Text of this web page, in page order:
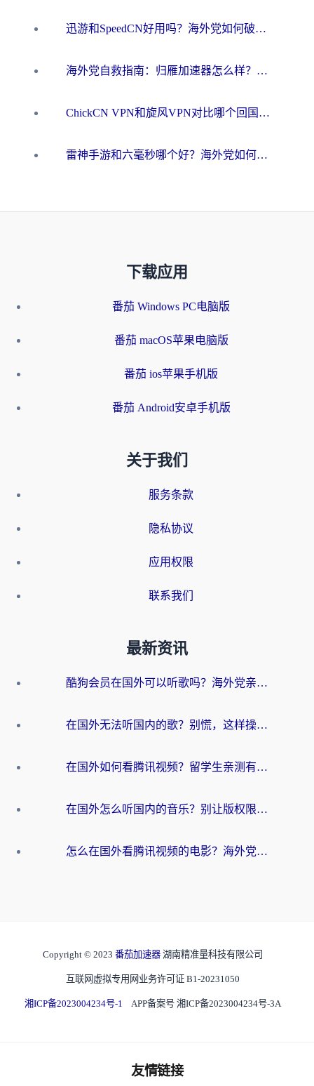
迅游和SpeedCN好用吗？海外党如何破解那道看不见的墙
海外党自救指南：归雁加速器怎么样？教你避开坑实现国内资源无缝访问
ChickCN VPN和旋风VPN对比哪个回国效果更好？海外用户的选择困境与出路
雷神手游和六毫秒哪个好？海外党如何真正解锁国内资源
下载应用
番茄 Windows PC电脑版
番茄 macOS苹果电脑版
番茄 ios苹果手机版
番茄 Android安卓手机版
关于我们
服务条款
隐私协议
应用权限
联系我们
最新资讯
酷狗会员在国外可以听歌吗？海外党亲测有效：3步解决音乐权限难题
在国外无法听国内的歌？别慌，这样操作就能畅听QQ音乐（附亲测加速器推荐）
在国外如何看腾讯视频？留学生亲测有效的回国加速方案
在国外怎么听国内的音乐？别让版权限制断了你的华语歌单
怎么在国外看腾讯视频的电影？海外党亲测有效的回国加速指南
Copyright © 2023 番茄加速器 湖南精准量科技有限公司
互联网虚拟专用网业务许可证 B1-20231050
湘ICP备2023004234号-1 APP备案号 湘ICP备2023004234号-3A
友情链接